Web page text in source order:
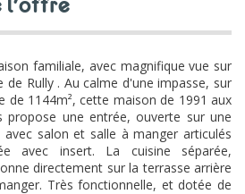
l'offre
familiale, avec magnifique vue sur
de Rully . Au calme d'une impasse, sur
de 1144m², cette maison de 1991 aux
propose une entrée, ouverte sur une
salon et salle à manger articulés
avec insert. La cuisine séparée,
directement sur la terrasse arrière
Très fonctionnelle, et dotée de